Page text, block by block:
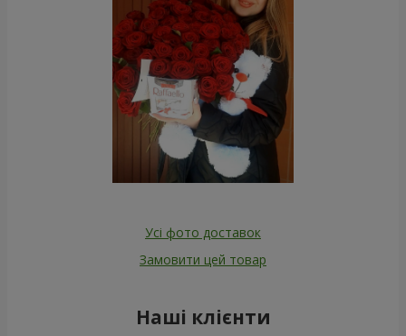
Усі фото доставок
Замовити цей товар
Наші клієнти